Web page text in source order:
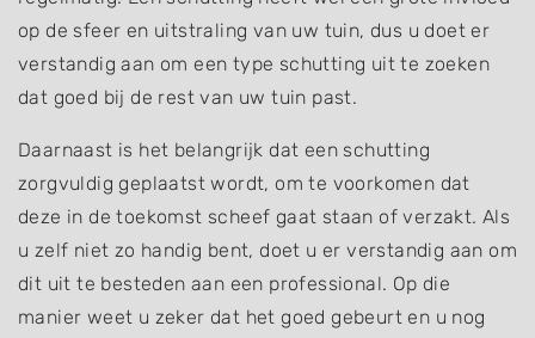
op de sfeer en uitstraling van uw tuin, dus u doet er
verstandig aan om een type schutting uit te zoeken
dat goed bij de rest van uw tuin past.
Daarnaast is het belangrijk dat een schutting
zorgvuldig geplaatst wordt, om te voorkomen dat
deze in de toekomst scheef gaat staan of verzakt. Als
u zelf niet zo handig bent, doet u er verstandig aan om
dit uit te besteden aan een professional. Op die
manier weet u zeker dat het goed gebeurt en u nog